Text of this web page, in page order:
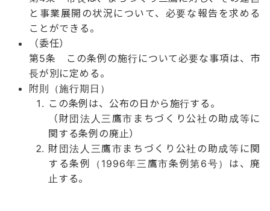
と事業展開の状況について、必要な報告を求める
ことができる。
（委任）
第5条 この条例の施行について必要な事項は、市
長が別に定める。
附則（施行期日）
この条例は、公布の日から施行する。
（財団法人三鷹市まちづくり公社の助成等に
関する条例の廃止）
財団法人三鷹市まちづくり公社の助成等に関
する条例（1996年三鷹市条例第6号）は、廃
止する。